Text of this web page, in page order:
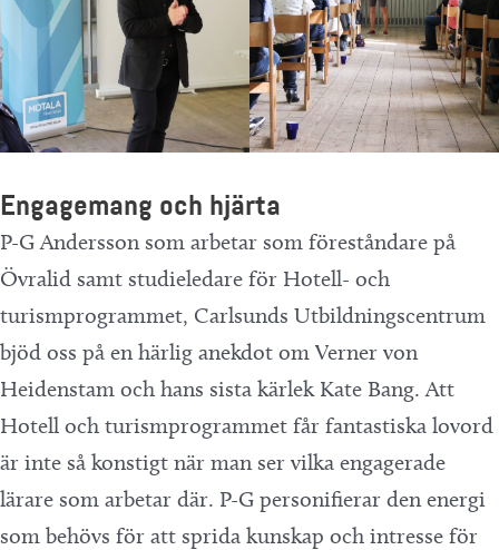
Engagemang och hjärta
P-G Andersson som arbetar som föreståndare på
Övralid samt studieledare för Hotell- och
turismprogrammet, Carlsunds Utbildningscentrum
bjöd oss på en härlig anekdot om Verner von
Heidenstam och hans sista kärlek Kate Bang. Att
Hotell och turismprogrammet får fantastiska lovord
är inte så konstigt när man ser vilka engagerade
lärare som arbetar där. P-G personifierar den energi
som behövs för att sprida kunskap och intresse för